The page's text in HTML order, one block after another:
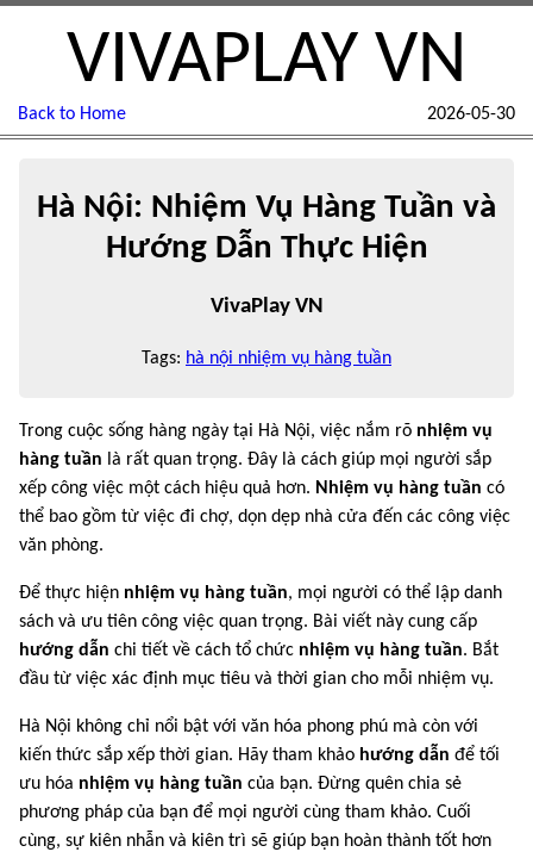
VIVAPLAY VN
Back to Home 2026-05-30
Hà Nội: Nhiệm Vụ Hàng Tuần và
Hướng Dẫn Thực Hiện
VivaPlay VN
Tags: hà nội nhiệm vụ hàng tuần
Trong cuộc sống hàng ngày tại Hà Nội, việc nắm rõ nhiệm vụ
hàng tuần là rất quan trọng. Đây là cách giúp mọi người sắp
xếp công việc một cách hiệu quả hơn. Nhiệm vụ hàng tuần có
thể bao gồm từ việc đi chợ, dọn dẹp nhà cửa đến các công việc
văn phòng.
Để thực hiện nhiệm vụ hàng tuần, mọi người có thể lập danh
sách và ưu tiên công việc quan trọng. Bài viết này cung cấp
hướng dẫn chi tiết về cách tổ chức nhiệm vụ hàng tuần. Bắt
đầu từ việc xác định mục tiêu và thời gian cho mỗi nhiệm vụ.
Hà Nội không chỉ nổi bật với văn hóa phong phú mà còn với
kiến thức sắp xếp thời gian. Hãy tham khảo hướng dẫn để tối
ưu hóa nhiệm vụ hàng tuần của bạn. Đừng quên chia sẻ
phương pháp của bạn để mọi người cùng tham khảo. Cuối
cùng, sự kiên nhẫn và kiên trì sẽ giúp bạn hoàn thành tốt hơn